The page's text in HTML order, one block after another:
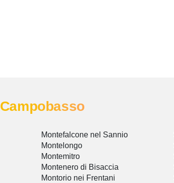
Campobasso
Montefalcone nel Sannio
Montelongo
Montemitro
Montenero di Bisaccia
Montorio nei Frentani